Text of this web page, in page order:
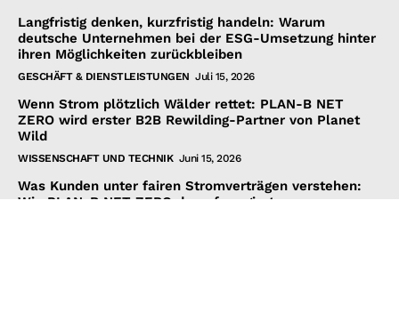
Langfristig denken, kurzfristig handeln: Warum
deutsche Unternehmen bei der ESG-Umsetzung hinter
ihren Möglichkeiten zurückbleiben
GESCHÄFT & DIENSTLEISTUNGEN Juli 15, 2026
Wenn Strom plötzlich Wälder rettet: PLAN-B NET
ZERO wird erster B2B Rewilding-Partner von Planet
Wild
WISSENSCHAFT UND TECHNIK Juni 15, 2026
Was Kunden unter fairen Stromverträgen verstehen:
Wie PLAN-B NET ZERO darauf reagiert